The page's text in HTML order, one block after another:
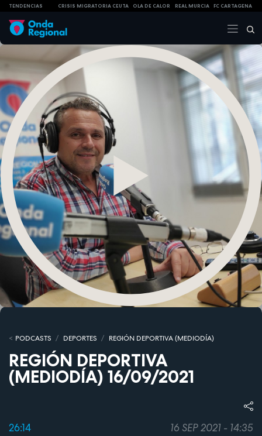
TENDENCIAS CRISIS MIGRATORIA CEUTA OLA DE CALOR REAL MURCIA FC CARTAGENA
PODCASTS DEPORTES REGIÓN DEPORTIVA (MEDIODÍA)
REGIÓN DEPORTIVA
(MEDIODÍA) 16/09/2021
26:14 16 SEP 2021 - 14:35